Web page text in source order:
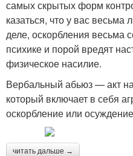
самых скрытых форм
казаться, что у вас
деле, оскорбления весьма
психике и порой вредят
физическое насилие.
Вербальный абьюз — акт
который включает в себя
оскорбление или
читать дальше →